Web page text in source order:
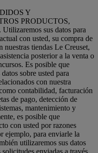
Y
PRODUCTOS,
sus datos para
con usted, su compra de
tiendas Le Creuset,
posterior a la venta o
Es posible que
sobre usted para
con nuestra
contabilidad, facturación
de pago, detección de
mantenimiento y
es posible que
con usted por razones
ejemplo, para enviarle la
utilizaremos sus datos